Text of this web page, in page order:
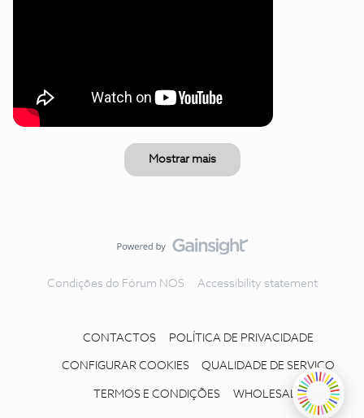
Mostrar mais
Condições do Fórum NOS Accessibility statement
CONTACTOS POLÍTICA DE PRIVACIDADE
CONFIGURAR COOKIES QUALIDADE DE SERVIÇO
TERMOS E CONDIÇÕES WHOLESALE